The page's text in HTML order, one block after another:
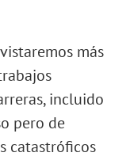
más
incluido
pero de
catastróficos